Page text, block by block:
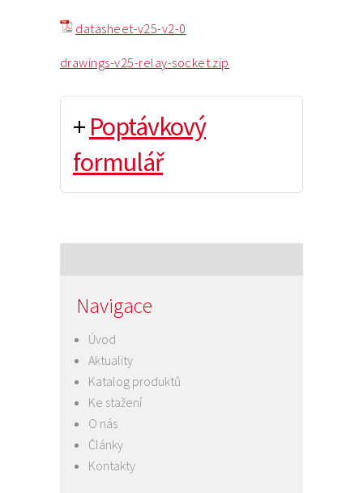
datasheet-v25-v2-0
drawings-v25-relay-socket.zip
+ Poptávkový
formulář
Navigace
Úvod
Aktuality
Katalog produktů
Ke stažení
O nás
Články
Kontakty